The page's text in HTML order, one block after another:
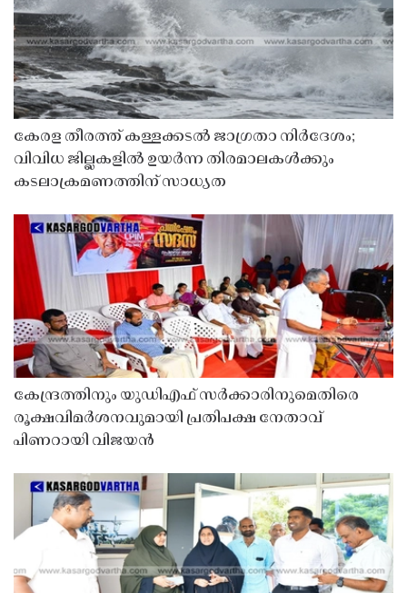
കേരള തീരത്ത് കള്ളക്കടൽ ജാഗ്രതാ നിർദേശം;
വിവിധ ജില്ലകളിൽ ഉയർന്ന തിരമാലകൾക്കും
കടലാക്രമണത്തിന് സാധ്യത
കേന്ദ്രത്തിനും യുഡിഎഫ് സർക്കാരിനുമെതിരെ
രൂക്ഷവിമർശനവുമായി പ്രതിപക്ഷ നേതാവ്
പിണറായി വിജയൻ